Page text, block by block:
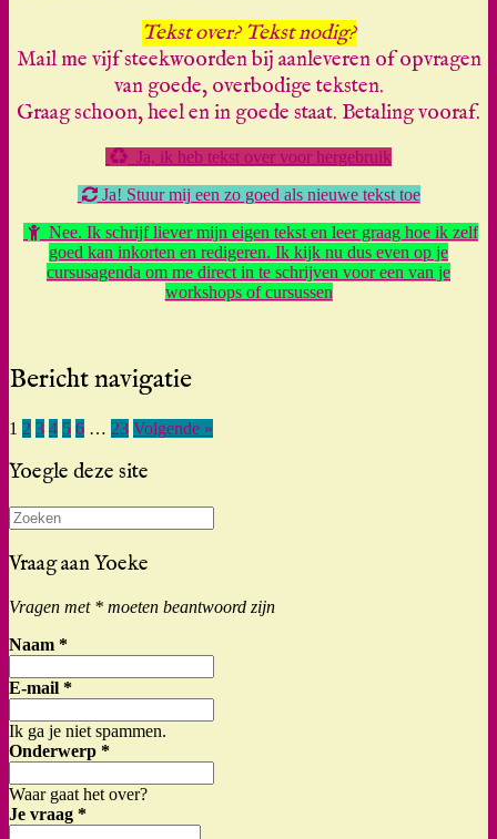
Tekst over? Tekst nodig?
Mail me vijf steekwoorden bij aanleveren of opvragen
van goede, overbodige teksten.
Graag schoon, heel en in goede staat. Betaling vooraf.
Ja, ik heb tekst over voor hergebruik
Ja! Stuur mij een zo goed als nieuwe tekst toe
Nee. Ik schrijf liever mijn eigen tekst en leer graag hoe ik zelf
goed kan inkorten en redigeren. Ik kijk nu dus even op je
cursusagenda om me direct in te schrijven voor een van je
workshops of cursussen
Bericht navigatie
1 2 3 4 5 6 … 23 Volgende »
Yoegle deze site
Zoeken
naar:
Vraag aan Yoeke
Vragen met * moeten beantwoord zijn
Naam *
E-mail *
Ik ga je niet spammen.
Onderwerp *
Waar gaat het over?
Je vraag *